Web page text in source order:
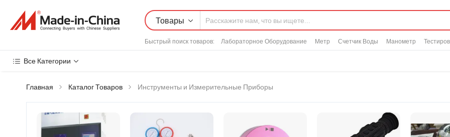
Товары
Быстрый поиск товаров: Лабораторное Оборудование Метр Счетчик Воды Манометр
Все Категории
Главная Каталог Товаров Инструменты и Измерительные Приборы